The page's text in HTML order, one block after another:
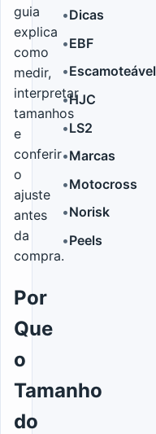
guia
explica
como
medir,
interpretar
tamanhos
e
conferir
o
ajuste
antes
da
compra.
Por
Que
o
Tamanho
do
•Dicas
•EBF
•Escamoteável
•HJC
•LS2
•Marcas
•Motocross
•Norisk
•Peels